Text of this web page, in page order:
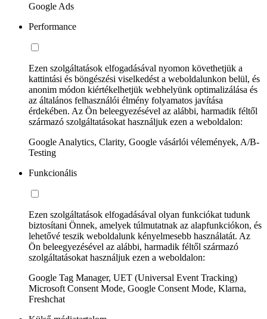
Google Ads
Performance
Ezen szolgáltatások elfogadásával nyomon követhetjük a
kattintási és böngészési viselkedést a weboldalunkon belül, és
anonim módon kiértékelhetjük webhelyünk optimalizálása és
az általános felhasználói élmény folyamatos javítása
érdekében. Az Ön beleegyezésével az alábbi, harmadik féltől
származó szolgáltatásokat használjuk ezen a weboldalon:
Google Analytics, Clarity, Google vásárlói vélemények, A/B-
Testing
Funkcionális
Ezen szolgáltatások elfogadásával olyan funkciókat tudunk
biztosítani Önnek, amelyek túlmutatnak az alapfunkciókon, és
lehetővé teszik weboldalunk kényelmesebb használatát. Az
Ön beleegyezésével az alábbi, harmadik féltől származó
szolgáltatásokat használjuk ezen a weboldalon:
Google Tag Manager, UET (Universal Event Tracking)
Microsoft Consent Mode, Google Consent Mode, Klarna,
Freshchat